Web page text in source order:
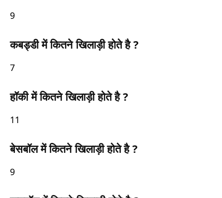
9
कबड्डी में कितने खिलाड़ी होते है ?
7
हॉकी में कितने खिलाड़ी होते है ?
11
बेसबॉल में कितने खिलाड़ी होते है ?
9